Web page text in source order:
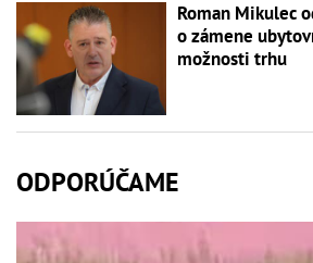
Roman Mikulec
o zámene
možnosti trhu
ODPORÚČAME